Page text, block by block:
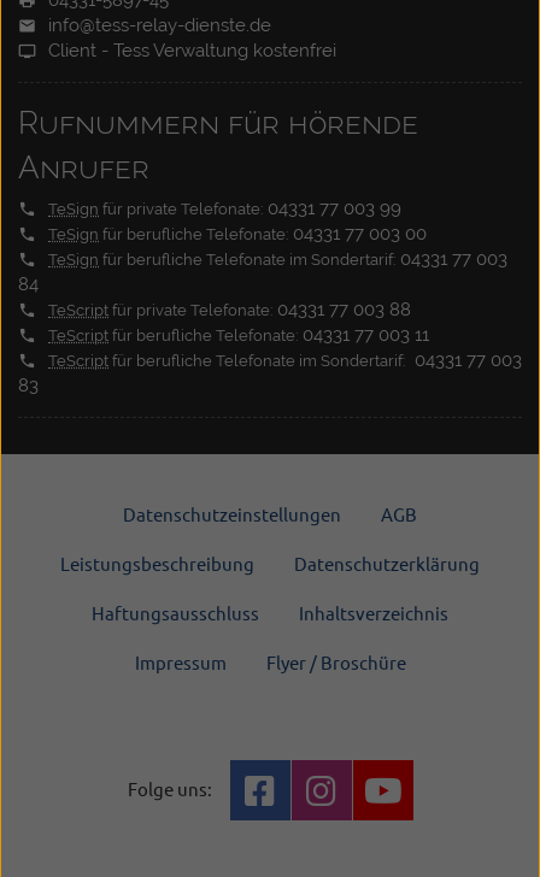
info@tess-relay-dienste.de
Client - Tess Verwaltung kostenfrei
Rufnummern für hörende
Anrufer
TeSign für private Telefonate: 04331 77 003 99
TeSign für berufliche Telefonate: 04331 77 003 00
TeSign für berufliche Telefonate im Sondertarif: 04331 77 003
84
TeScript für private Telefonate: 04331 77 003 88
TeScript für berufliche Telefonate: 04331 77 003 11
TeScript für berufliche Telefonate im Sondertarif: 04331 77 003
83
Datenschutzeinstellungen AGB
Leistungsbeschreibung Datenschutzerklärung
Haftungsausschluss Inhaltsverzeichnis
Impressum Flyer / Broschüre
Folge uns: